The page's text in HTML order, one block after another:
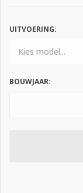
UITVOERING:
BOUWJAAR: